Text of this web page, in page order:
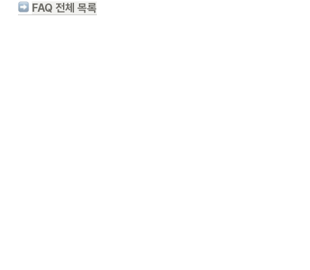
FAQ 전체 목록